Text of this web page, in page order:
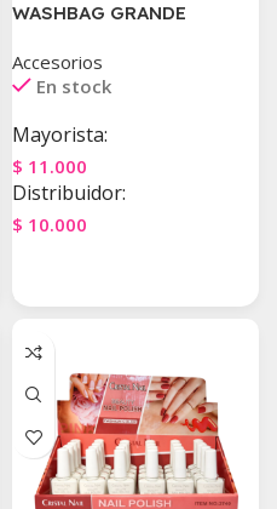
WASHBAG GRANDE
Accesorios
En stock
Mayorista:
$ 11.000
Distribuidor:
$ 10.000